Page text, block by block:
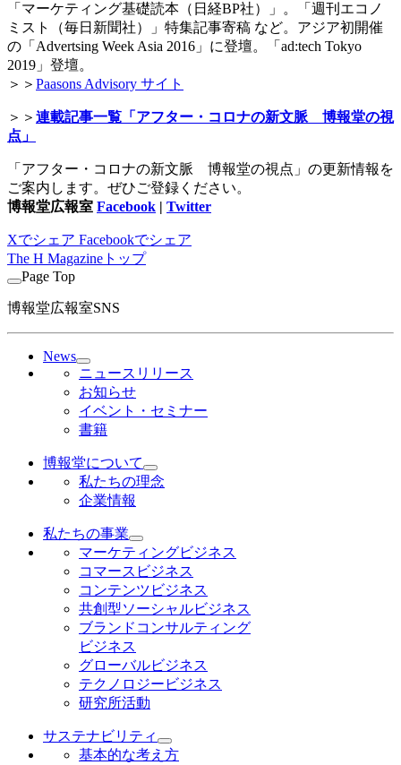
「マーケティング基礎読本（日経BP社）」。「週刊エコノ
ミスト（毎日新聞社）」特集記事寄稿 など。アジア初開催
の「Advertsing Week Asia 2016」に登壇。「ad:tech Tokyo
2019」登壇。
＞＞ Paasons Advisory サイト
＞＞ 連載記事一覧「アフター・コロナの新文脈 博報堂の視
点」
「アフター・コロナの新文脈 博報堂の視点」の更新情報を
ご案内します。ぜひご登録ください。
博報堂広報室 Facebook | Twitter
Xでシェア Facebookでシェア
The H Magazineトップ
Page Top
博報堂広報室SNS
News
ニュースリリース
お知らせ
イベント・セミナー
書籍
博報堂について
私たちの理念
企業情報
私たちの事業
マーケティングビジネス
コマースビジネス
コンテンツビジネス
共創型ソーシャルビジネス
ブランドコンサルティング
ビジネス
グローバルビジネス
テクノロジービジネス
研究所活動
サステナビリティ
基本的な考え方